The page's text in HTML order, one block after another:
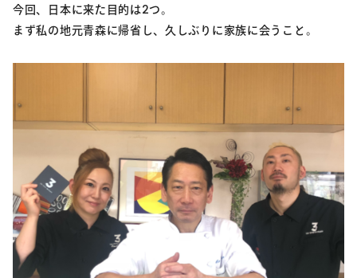
今回、日本に来た目的は2つ。
まず私の地元青森に帰省し、久しぶりに家族に会うこと。